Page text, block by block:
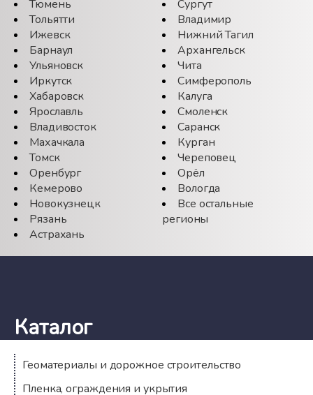
Тюмень
Тольятти
Ижевск
Барнаул
Ульяновск
Иркутск
Хабаровск
Ярославль
Владивосток
Махачкала
Томск
Оренбург
Кемерово
Новокузнецк
Рязань
Астрахань
Сургут
Владимир
Нижний Тагил
Архангельск
Чита
Симферополь
Калуга
Смоленск
Саранск
Курган
Череповец
Орёл
Вологда
Все остальные
регионы
Каталог
Геоматериалы и дорожное строительство
Пленка, ограждения и укрытия